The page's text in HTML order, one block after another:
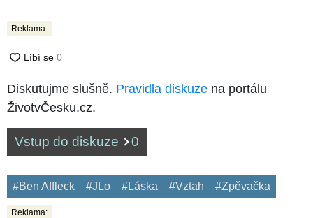
Reklama:
Diskutujme slušně. Pravidla diskuze na portálu
ŽivotvČesku.cz.
Vstup do diskuze 0
#Ben Affleck #JLo #Láska #Vztah #Zpěvačka
Reklama: